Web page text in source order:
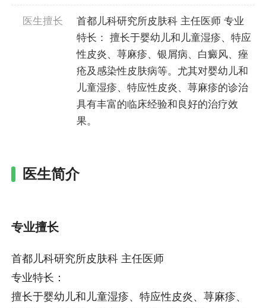
医生擅长
首都儿科研究所皮肤科 主任医师 专业
特长： 擅长于婴幼儿和儿童湿疹、特应
性皮炎、荨麻疹、银屑病、白癜风、痤
疮及感染性皮肤病等。尤其对婴幼儿和
儿童湿疹、特应性皮炎、荨麻疹的诊治
具有丰富的临床经验和良好的治疗效
果。
医生简介
专业擅长
首都儿科研究所皮肤科 主任医师
专业特长：
擅长于婴幼儿和儿童湿疹、特应性皮炎、荨麻疹、